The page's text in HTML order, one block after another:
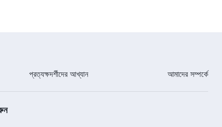
প্রত্যক্ষদর্শীদের আখ্যান আমাদের সম্পর্কে